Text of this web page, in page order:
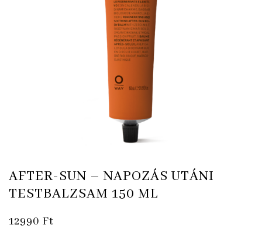
AFTER-SUN – NAPOZÁS UTÁNI
TESTBALZSAM 150 ML
12990 Ft